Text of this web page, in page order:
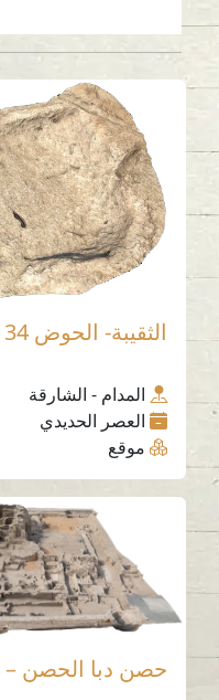
الثقيبة- الحوض 34
المدام - الشارقة
العصر الحديدي
موقع
حصن دبا الحصن – 2024